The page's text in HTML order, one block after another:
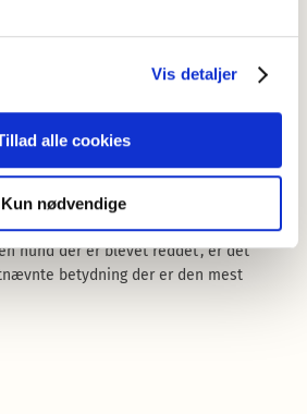
Vis detaljer
alle cookies
Kun nødvendige
er blevet reddet fra mishandling
i dansk, fx på Odsherred Zoos
Din støtte hjælper dyr som Kato med
kan betyde ’en hund der bruges i
hund der er blevet reddet’, er det
betydning der er den mest